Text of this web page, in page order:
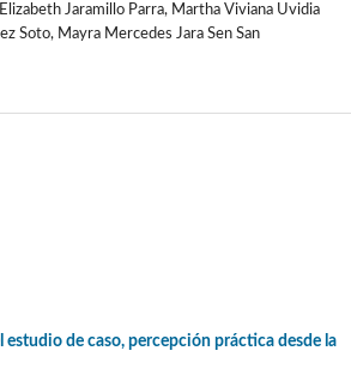
Jaramillo Parra, Martha Viviana Uvidia
Soto, Mayra Mercedes Jara Sen San
de caso, percepción práctica desde la